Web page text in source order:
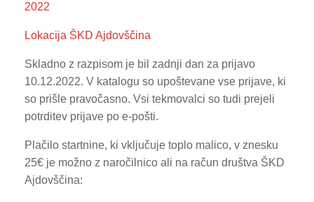
2022
Lokacija ŠKD Ajdovščina
Skladno z razpisom je bil zadnji dan za prijavo
10.12.2022. V katalogu so upoštevane vse prijave, ki
so prišle pravočasno. Vsi tekmovalci so tudi prejeli
potrditev prijave po e-pošti.
Plačilo startnine, ki vključuje toplo malico, v znesku
25€ je možno z naročilnico ali na račun društva ŠKD
Ajdovščina: